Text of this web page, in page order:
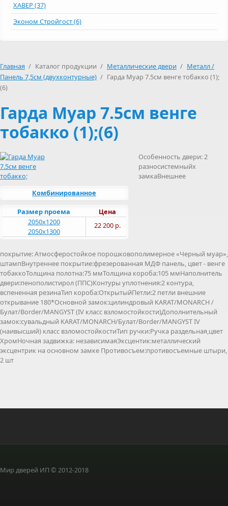
ХАВЕР (37)
Эконом Стройгост (6)
Главная / Каталог продукции / Металлические двери / Металл /
Панель 7,5см (двухконтурные) / Гарда Муар 7.5см венге тобакко (1);
(6)
Гарда Муар 7.5см венге
тобакко (1);(6)
Комбинированное
Цена
Размер проема
22 200 р.
2050х1200
2050х1300
Особенность двери: 2
разносистемныйх
замкаВнешнее
покрытие: Атмосферостойкое порошковополимерное «Черный муар»,
штампВнутреннее покрытие:фрезерованная МДФ панель, цвет - венге
тобаккоТолщина полотна:75 ммТолщина короба:105 ммНаполнитель
двери:пенополистирол (ППС)Контуры уплотнения:2 контура,
вспененная резинаТип короба:ОткрытыйПетли:2 петли внешние
открывание 180*Основной замок:цилиндровый KARAT/MONARCH /
Булат/Border/MANGYST (IV класс взломостойкости)Дополнительный
замок:сувальдный KARAT/MONARCH/Булат/Border/MANGYST IV
(наивысший) класс взломостойкостиТип ручки:Ручка раздельная,цвет
ХромНочная задвижка: независимаяЭксцентик:металлический
эксцентрик на основном замке Противосъем:противосъемные штыри,
2 шт
Мир дверей ИП © 2012-2018